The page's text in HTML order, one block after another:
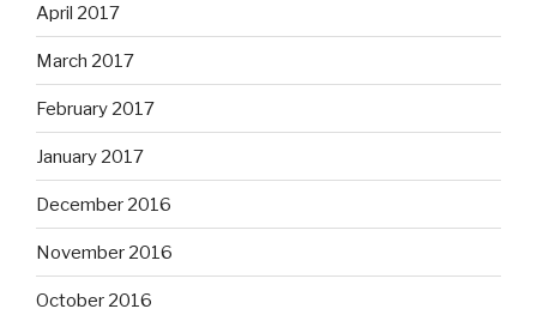
April 2017
March 2017
February 2017
January 2017
December 2016
November 2016
October 2016